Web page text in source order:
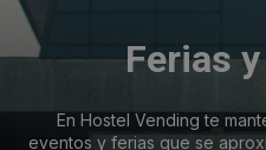
Ferias
En Hostel Vending te
eventos y ferias que se